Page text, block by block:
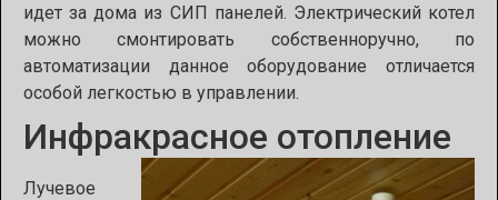
идет за дома из СИП панелей. Электрический котел
можно смонтировать собственноручно, по
автоматизации данное оборудование отличается
особой легкостью в управлении.
Инфракрасное отопление
Лучевое